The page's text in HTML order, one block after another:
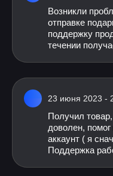
Возникли
отправке
поддержку
течении
23 июня 2023 -
Получил
доволен,
аккаунт ( я
Поддержка